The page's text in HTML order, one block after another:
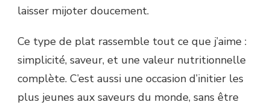
laisser mijoter doucement.
Ce type de plat rassemble tout ce que j’aime :
simplicité, saveur, et une valeur nutritionnelle
complète. C’est aussi une occasion d’initier les
plus jeunes aux saveurs du monde, sans être